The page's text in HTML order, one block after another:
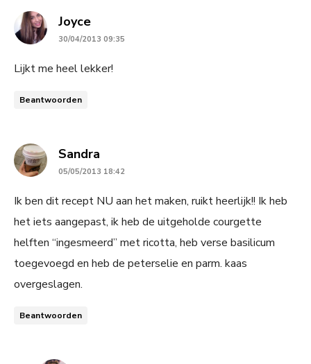
Joycesays:
30/04/2013 09:35
Lijkt me heel lekker!
Beantwoorden
Sandra
05/05/2013 18:42
Ik ben dit recept NU aan het maken, ruikt heerlijk!! Ik heb
het iets aangepast, ik heb de uitgeholde courgette
helften “ingesmeerd” met ricotta, heb verse basilicum
toegevoegd en heb de peterselie en parm. kaas
overgeslagen.
Beantwoorden